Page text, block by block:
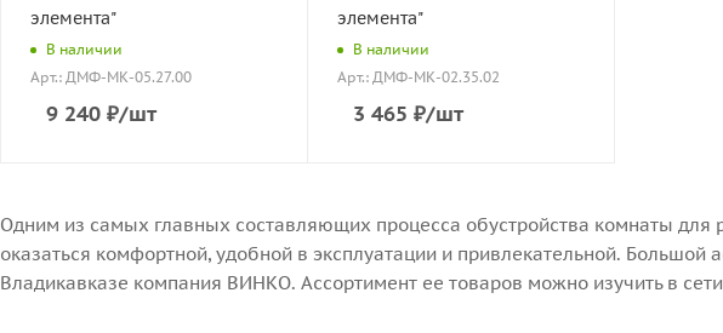
элемента"
В наличии
Арт.: ДМФ-МК-05.27.00
9 240 ₽/шт
элемента"
В наличии
Арт.: ДМФ-МК-02.35.02
3 465 ₽/шт
Одним из самых главных составляющих процесса обустройства комнаты
оказаться комфортной, удобной в эксплуатации и привлекательной. Большой
Владикавказе компания ВИНКО. Ассортимент ее товаров можно изучить в